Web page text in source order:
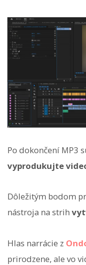
Po dokončení MP3
vyprodukujte
Dôležitým bodom
nástroja na strih
Hlas narrácie z
prirodzene, ale vo